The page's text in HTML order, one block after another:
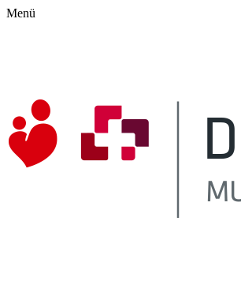
Menü